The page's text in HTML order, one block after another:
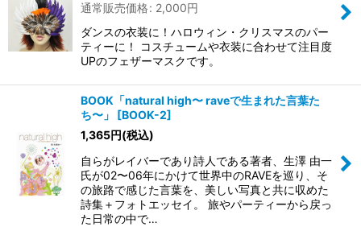
通常販売価格: 2,000円
ダンスの衣装に！ハロウィン・クリスマスのパー
ティーに！ コスチュームや衣装に合わせて注目度
UPのフェザーマスクです。
BOOK「natural high〜 raveで生まれた言葉た
ち〜」
[BOOK-2]
1,365円(税込)
自らがレイバーであり詩人である著者、生澤 由一
氏が02〜06年にかけて世界中のRAVEを巡り、そ
の旅路で感じた言葉を、美しい写真と共に収めた
詩集＋フォトエッセイ。 旅やパーティーから戻っ
た日常の中で…